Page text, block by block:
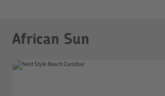
African Sun